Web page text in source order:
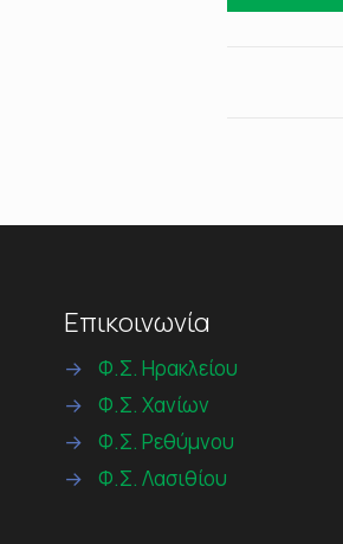
Επικοινωνία
→
Φ.Σ. Ηρακλείου
→
Φ.Σ. Χανίων
→
Φ.Σ. Ρεθύμνου
→
Φ.Σ. Λασιθίου